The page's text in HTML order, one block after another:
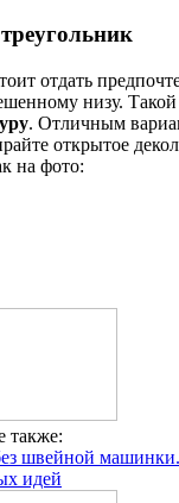
отдать
низу. Такой
. Отличным
открытое
на фото:
также:
швейной
идей